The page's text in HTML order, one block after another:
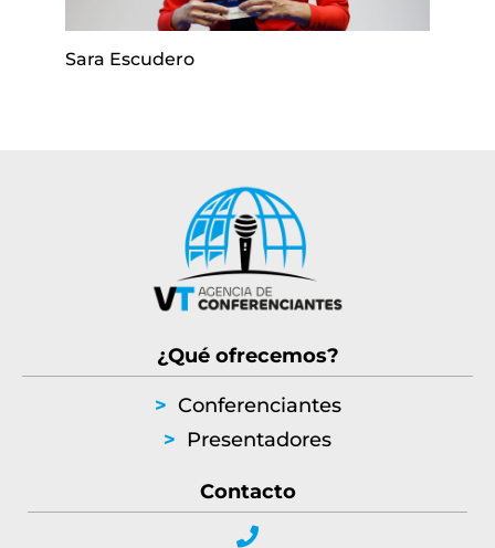
Sara Escudero
¿Qué ofrecemos?
> Conferenciantes
> Presentadores
Contacto